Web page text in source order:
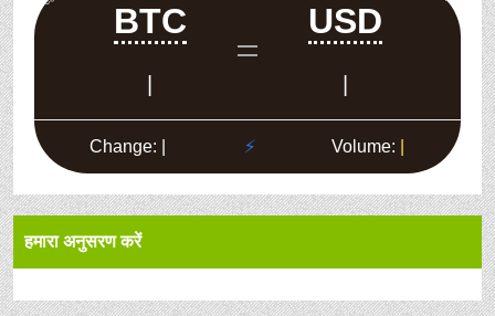
हमारा अनुसरण करें